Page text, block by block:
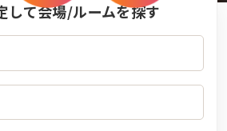
して会場/ルームを探す